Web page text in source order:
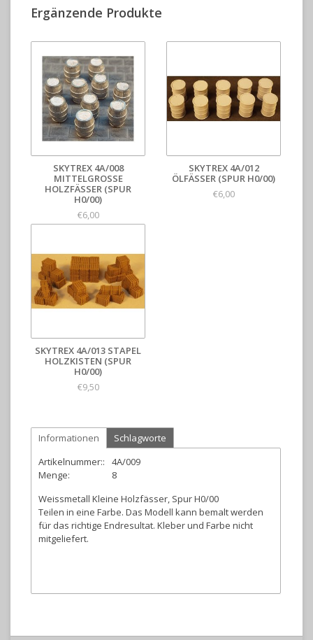
Ergänzende Produkte
SKYTREX 4A/008
MITTELGROSSE H
OLZFÄSSER (SPUR H
0/00)
€6,00
SKYTREX 4A/012
ÖLFÄSSER (SPUR H0/00)
€6,00
SKYTREX 4A/013 STAPEL
HOLZKISTEN (SPUR
H0/00)
€9,50
Informationen
Schlagworte
Artikelnummer::
4A/009
Menge:
8
Weissmetall Kleine Holzfässer, Spur H0/00
Teilen in eine Farbe. Das Modell kann bemalt werden
für das richtige Endresultat. Kleber und Farbe nicht
mitgeliefert.